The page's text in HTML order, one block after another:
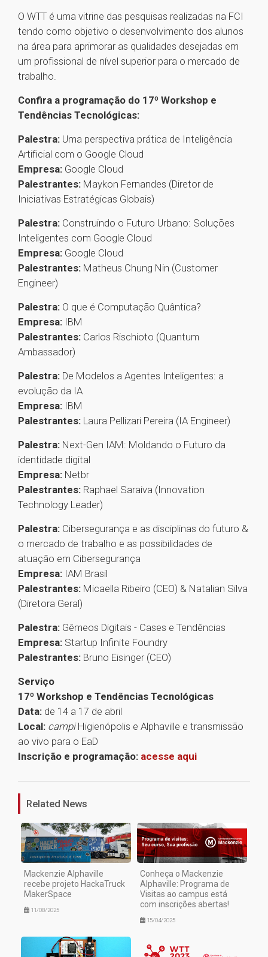
O WTT é uma vitrine das pesquisas realizadas na FCI
tendo como objetivo o desenvolvimento dos alunos
na área para aprimorar as qualidades desejadas em
um profissional de nível superior para o mercado de
trabalho.
Confira a programação do 17º Workshop e
Tendências Tecnológicas:
Palestra: Uma perspectiva prática de Inteligência
Artificial com o Google Cloud
Empresa: Google Cloud
Palestrantes: Maykon Fernandes (Diretor de
Iniciativas Estratégicas Globais)
Palestra: Construindo o Futuro Urbano: Soluções
Inteligentes com Google Cloud
Empresa: Google Cloud
Palestrantes: Matheus Chung Nin (Customer
Engineer)
Palestra: O que é Computação Quântica?
Empresa: IBM
Palestrantes: Carlos Rischioto (Quantum
Ambassador)
Palestra: De Modelos a Agentes Inteligentes: a
evolução da IA
Empresa: IBM
Palestrantes: Laura Pellizari Pereira (IA Engineer)
Palestra: Next-Gen IAM: Moldando o Futuro da
identidade digital
Empresa: Netbr
Palestrantes: Raphael Saraiva (Innovation
Technology Leader)
Palestra: Cibersegurança e as disciplinas do futuro &
o mercado de trabalho e as possibilidades de
atuação em Cibersegurança
Empresa: IAM Brasil
Palestrantes: Micaella Ribeiro (CEO) & Natalian Silva
(Diretora Geral)
Palestra: Gêmeos Digitais - Cases e Tendências
Empresa: Startup Infinite Foundry
Palestrantes: Bruno Eisinger (CEO)
Serviço
17º Workshop e Tendências Tecnológicas
Data: de 14 a 17 de abril
Local: campiHigienópolis e Alphaville e transmissão
ao vivo para o EaD
Inscrição e programação: acesse aqui
1
Related News
Mackenzie Alphaville
recebe projeto HackaTruck
MakerSpace
11/08/2025
Conheça o Mackenzie
Alphaville: Programa de
Visitas ao campus está
com inscrições abertas!
15/04/2025